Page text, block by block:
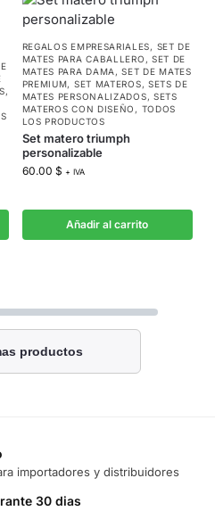
,
REGALOS EMPRESARIALES, SET DE
MATES PARA CABALLERO , SET DE
MATES PARA DAMA ,SET DE MATES
PREMIUM, SET MATEROS, SETS DE
MATES PERSONALIZADOS, SETS
MATEROS CON DISEÑO , TODOS
LOS PRODUCTOS
Set matero triumph
personalizable
60.00 $ + IVA
Añadir al carrito
productos
importadores y distribuidores
30 dias